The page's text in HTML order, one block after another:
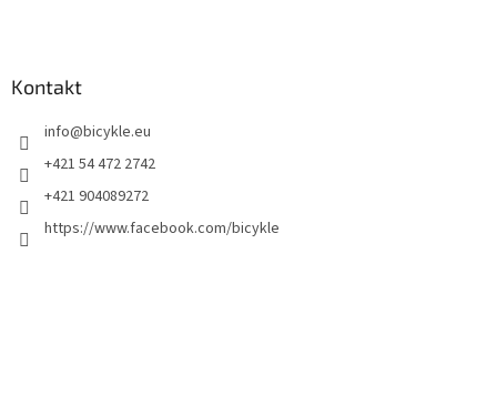
Kontakt
info@bicykle.eu
+421 54 472 2742
+421 904089272
https://www.facebook.com/bicykle